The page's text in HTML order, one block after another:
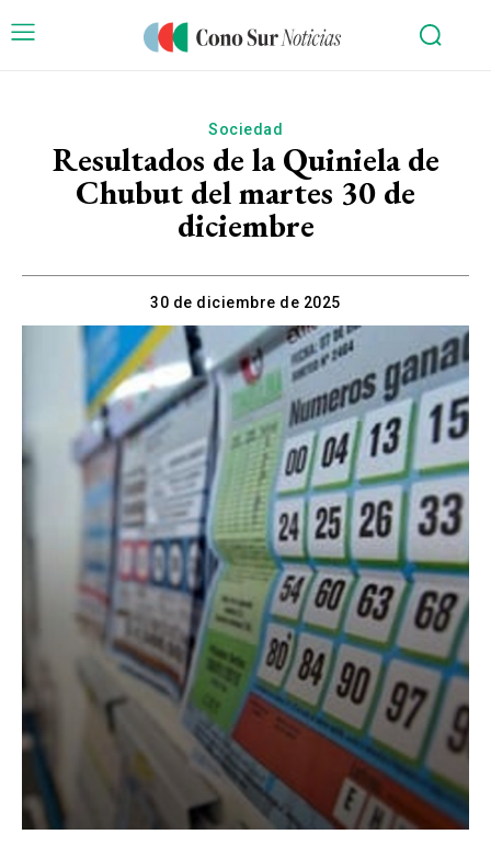
Sociedad
Resultados de la Quiniela de
Chubut del martes 30 de
diciembre
30 de diciembre de 2025